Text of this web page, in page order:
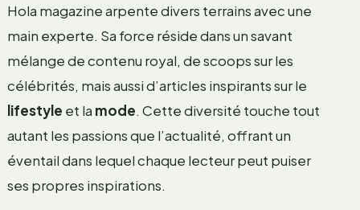
Hola magazine arpente divers terrains avec une
main experte. Sa force réside dans un savant
mélange de contenu royal, de scoops sur les
célébrités, mais aussi d’articles inspirants sur le
lifestyle et la mode. Cette diversité touche tout
autant les passions que l’actualité, offrant un
éventail dans lequel chaque lecteur peut puiser
ses propres inspirations.